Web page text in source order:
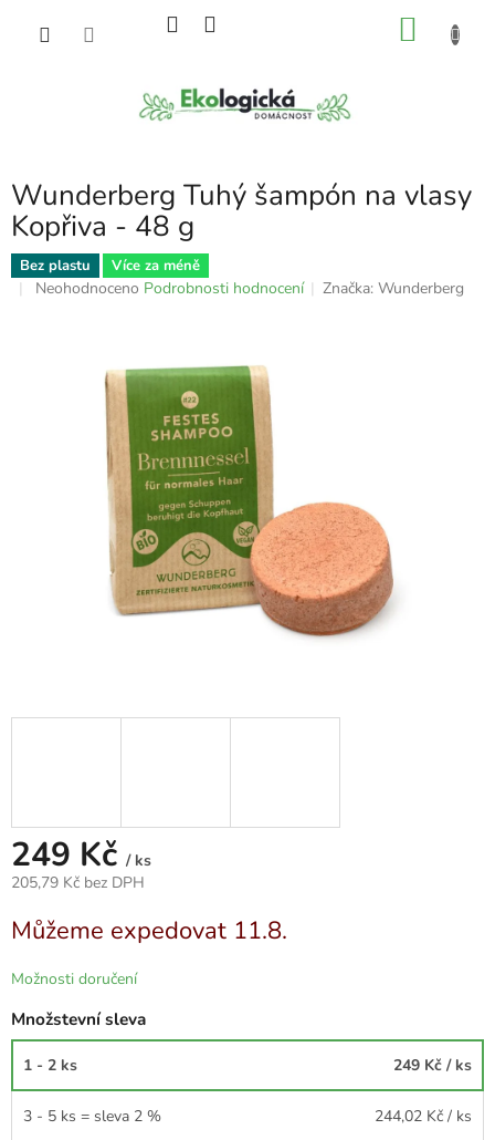
Wunderberg Tuhý šampón na vlasy
Kopřiva - 48 g
Bez plastu Více za méně
Průměrné
Neohodnoceno Podrobnosti hodnocení Značka:Wunderberg
249 Kč / ks
205,79 Kč bez DPH
cena:
Můžeme expedovat 11.8.
Možnosti doručení
Množstevní sleva
1 - 2 ks 249 Kč / ks
3 - 5 ks = sleva 2 % 244,02 Kč / ks